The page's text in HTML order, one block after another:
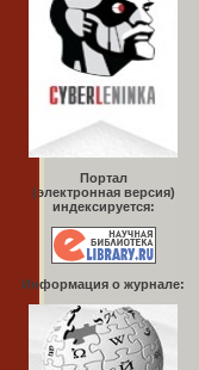
Портал
(электронная версия)
индексируется:
Информация о журнале: